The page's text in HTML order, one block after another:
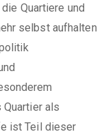
Quartiere und
selbst aufhalten
als
ist Teil dieser